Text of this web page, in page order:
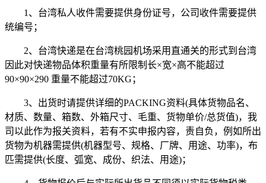
1、台湾私人收件需要提供身份证号，公司收件需要提供
统编号；
2、台湾快递是在台湾桃园机场采用直通关的形式到台湾
因此对快递物品体积重量有所限制长×宽×高不能超过
90×90×290 重量不能超过70KG；
3、出货时请提供详细的PACKING资料(具体货物品名、
材质、数量、箱数、外箱尺寸、毛重、货物单价/总货值)，我
司以此作为报关资料，若有不实申报内容，责自负，例如所出
货物为机器需提供(机器型号、规格、厂牌、用途、功率)，布
匹需提供(长度、弧宽、成份、织法、用途)；